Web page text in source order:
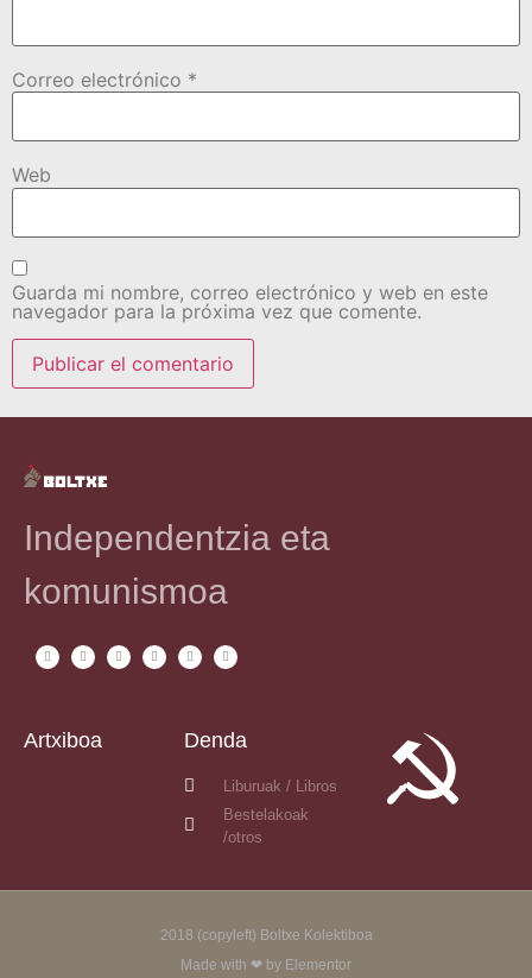
Correo electrónico *
Web
Guarda mi nombre, correo electrónico y web en este
navegador para la próxima vez que comente.
Independentzia eta
komunismoa
Artxiboa Denda
Liburuak / Libros
Bestelakoak
/otros
2018 (copyleft) Boltxe Kolektiboa
Made with ❤ by Elementor